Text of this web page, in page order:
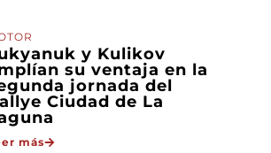
y Kulikov
su ventaja en la
jornada del
Ciudad de La
más